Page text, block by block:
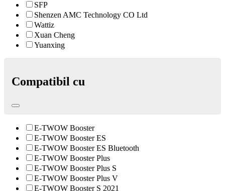
SFP
Shenzen AMC Technology CO Ltd
Wattiz
Xuan Cheng
Yuanxing
Compatibil cu
E-TWOW Booster
E-TWOW Booster ES
E-TWOW Booster ES Bluetooth
E-TWOW Booster Plus
E-TWOW Booster Plus S
E-TWOW Booster Plus V
E-TWOW Booster S 2021